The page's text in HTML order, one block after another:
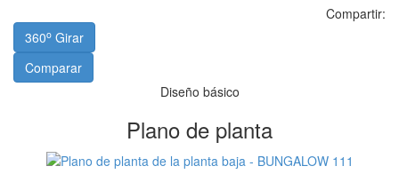
Compartir:
360o Girar
Comparar
Diseño básico
Plano de planta